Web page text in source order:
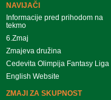
NAVIJAČI
Informacije pred prihodom na
tekmo
6.Zmaj
Zmajeva družina
Cedevita Olimpija Fantasy Liga
English Website
ZMAJI ZA SKUPNOST